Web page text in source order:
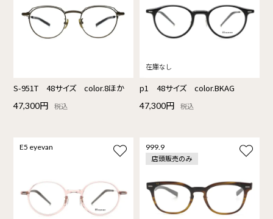
S-951T 48サイズ color.8ほか
47,300円 税込
p1 48サイズ color.BKAG
47,300円 税込
E5 eyevan 999.9
店頭販売のみ